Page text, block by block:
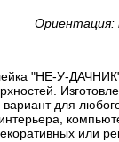
Ориентация:
"НЕ-У-
для
или